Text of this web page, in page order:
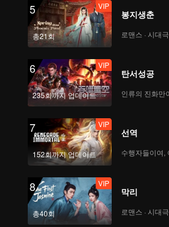
5
총21회
VIP
봉지생춘
로맨스 · 시대극
6
235회까지 업데이트
VIP
탄서성공
7
152회까지 업데이트
VIP
선역
8
총40회
VIP
막리
로맨스 · 시대극